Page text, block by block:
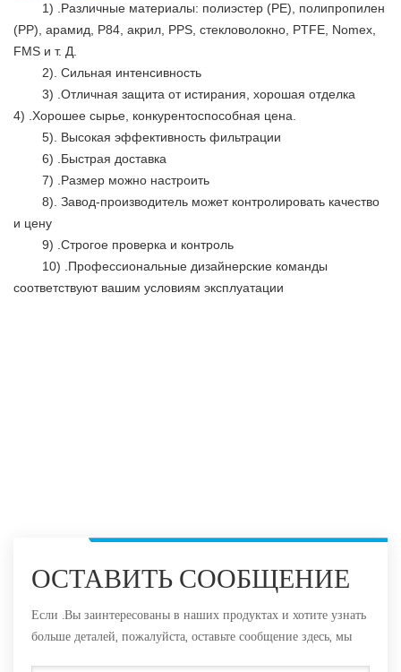
1) .Различные материалы: полиэстер (PE), полипропилен
(PP), арамид, P84, акрил, PPS, стекловолокно, PTFE, Nomex,
FMS и т. Д.
2). Сильная интенсивность
3) .Отличная защита от истирания, хорошая отделка
4) .Хорошее сырье, конкурентоспособная цена.
5). Высокая эффективность фильтрации
6) .Быстрая доставка
7) .Размер можно настроить
8). Завод-производитель может контролировать качество
и цену
9) .Строгое проверка и контроль
10) .Профессиональные дизайнерские команды
соответствуют вашим условиям эксплуатации
ОСТАВИТЬ СООБЩЕНИЕ
Если .Вы заинтересованы в наших продуктах и хотите узнать
больше деталей, пожалуйста, оставьте сообщение здесь, мы